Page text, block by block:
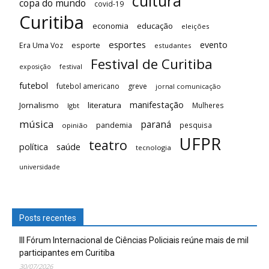
copa do mundo covid-19
Curitiba economia educação eleições
Era Uma Voz esporte esportes estudantes evento
exposição festival Festival de Curitiba
futebol futebol americano greve jornal comunicação
Jornalismo lgbt literatura manifestação Mulheres
música opinião pandemia paraná pesquisa
política saúde teatro tecnologia UFPR
universidade
Posts recentes
III Fórum Internacional de Ciências Policiais reúne mais de mil
participantes em Curitiba
30/07/2026